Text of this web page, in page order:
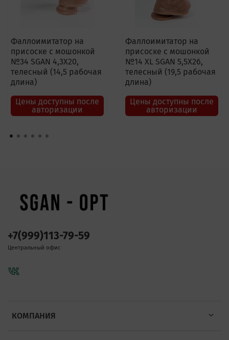
Фаллоимитатор на
присоске с мошонкой
№34 SGAN 4,3X20,
телесный (14,5 рабочая
длина)
Цены доступны после
авторизации
Фаллоимитатор на
присоске с мошонкой
№14 XL SGAN 5,5X26,
телесный (19,5 рабочая
длина)
Цены доступны после
авторизации
КОМПАНИЯ
+7(999)113-79-59
Центральный офис